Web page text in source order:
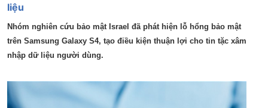
liệu
Nhóm nghiên cứu bảo mật Israel đã phát hiện lỗ hổng bảo mật
trên Samsung Galaxy S4, tạo điều kiện thuận lợi cho tin tặc xâm
nhập dữ liệu người dùng.